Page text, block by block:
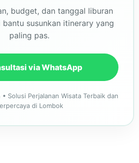
budget, dan tanggal liburan
susunkan itinerary yang
paling pas.
via WhatsApp
Solusi Perjalanan Wisata Terbaik dan
di Lombok